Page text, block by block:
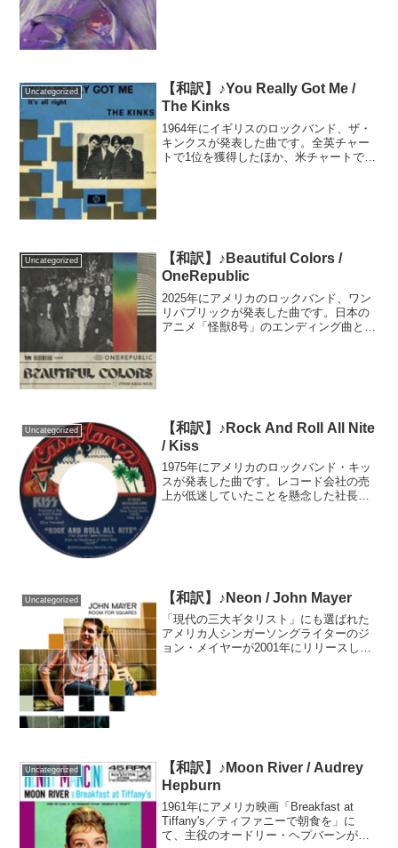
Uncategorized
【和訳】♪You Really Got Me /
The Kinks
1964年にイギリスのロックバンド、ザ・
キンクスが発表した曲です。全英チャー
トで1位を獲得したほか、米チャートでも
Uncategorized
【和訳】♪Beautiful Colors /
OneRepublic
2025年にアメリカのロックバンド、ワン
リパブリックが発表した曲です。日本の
アニメ「怪獣8号」のエンディング曲とし
Uncategorized
【和訳】♪Rock And Roll All Nite
/ Kiss
1975年にアメリカのロックバンド・キッ
スが発表した曲です。レコード会社の売
上が低迷していたことを懸念した社長が
Uncategorized 【和訳】♪Neon / John Mayer
「現代の三大ギタリスト」にも選ばれた
アメリカ人シンガーソングライターのジ
ョン・メイヤーが2001年にリリースした
Uncategorized
【和訳】♪Moon River / Audrey
Hepburn
1961年にアメリカ映画「Breakfast at
Tiffany's／ティファニーで朝食を」に
て、主役のオードリー・ヘプバーンが歌